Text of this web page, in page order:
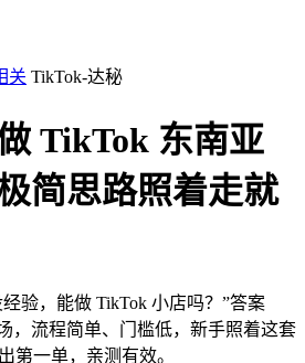
关 TikTok-达秘
TikTok 东南亚
简思路照着走就
验，能做 TikTok 小店吗？”答案
，流程简单、门槛低，新手照着这套
第一单，亲测有效。